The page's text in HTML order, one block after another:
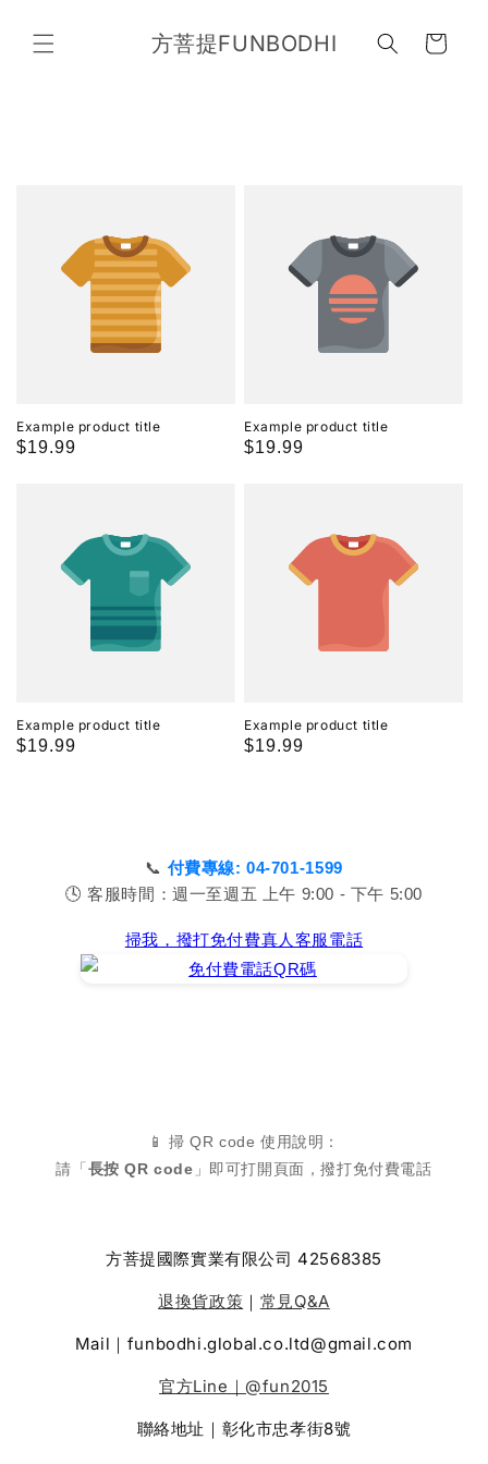
content
方菩提FUNBODHI Cart
Example product title
Regular
$19.99
Example product title
Regular
$19.99
Example product title
Regular
$19.99
Example product title
Regular
$19.99
📞 付費專線: 04-701-1599
🕓 客服時間：週一至週五 上午 9:00 - 下午 5:00
掃我，撥打免付費真人客服電話
📱 掃 QR code 使用說明：
請「 長按 QR code 」即可打開頁面，撥打免付費電話
方菩提國際實業有限公司 42568385
退換貨政策 ｜ 常見Q&A
Mail｜funbodhi.global.co.ltd@gmail.com
官方Line｜@fun2015
聯絡地址｜彰化市忠孝街8號